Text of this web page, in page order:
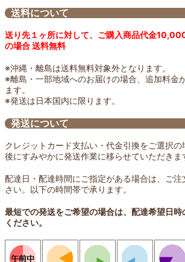
送料について
送り先１ヶ所に対して、ご購入商品代金
の場合 送料無料
※沖縄・離島は送料無料対象外となります。
※離島・一部地域へのお届けの場合、追加料金
ます。
※発送は日本国内に限ります。
発送について
クレジットカード支払い・代金引換をご選択
後にすみやかに発送作業に移らせていただきま
配達日・配達時間にご指定がある場合は、ご
さい。以下の時間帯で承ります。
最短での発送をご希望の場合は、配達希望日
ください。